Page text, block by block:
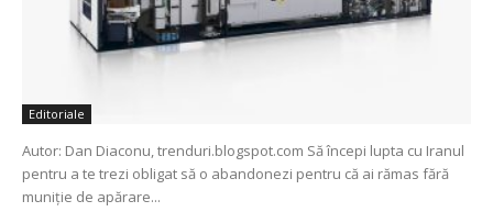
Editoriale
Autor: Dan Diaconu, trenduri.blogspot.com Să începi lupta cu Iranul
pentru a te trezi obligat să o abandonezi pentru că ai rămas fără
muniție de apărare...